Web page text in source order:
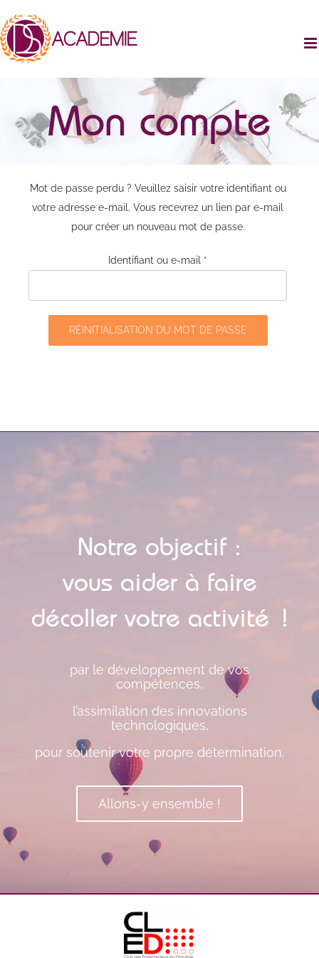
au
contenu
Mon compte
Mot de passe perdu ? Veuillez saisir votre identifiant ou
votre adresse e-mail. Vous recevrez un lien par e-mail
pour créer un nouveau mot de passe.
Identifiant ou e-mail *
RÉINITIALISATION DU MOT DE PASSE
Notre objectif :
vous aider à faire
décoller votre activité !
par le développement de vos
compétences,
l’assimilation des innovations
technologiques,
pour soutenir votre propre détermination.
Allons-y ensemble !